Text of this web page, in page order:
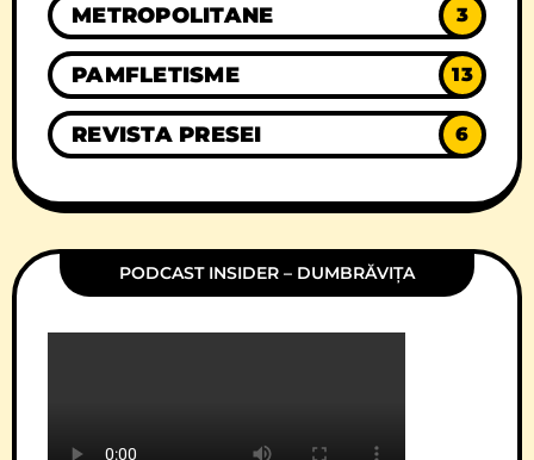
METROPOLITANE 3
PAMFLETISME 13
REVISTA PRESEI 6
PODCAST INSIDER – DUMBRĂVIȚA